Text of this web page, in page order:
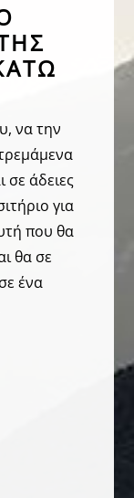
να την
σε άδειες
για
που θα
θα σε
ένα